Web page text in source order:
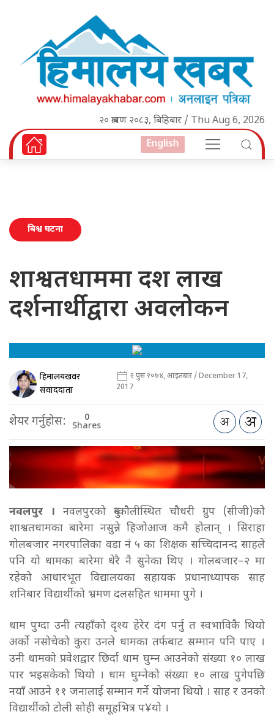
२० श्रावण २०८३, बिहिबार / Thu Aug 6, 2026
English
बिश्व घटना
शाश्वतधाममा दश लाख
दर्शनार्थीद्वारा अवलोकन
हिमालयखवर
संवाददाता
२ पुस २०७४, आइतबार / December 17,
2017
शेयर गर्नुहोस: 0
Shares
नवलपुर । नवलपुरको दुम्कौलीस्थित चौधरी ग्रुप (सीजी)कोे
शाश्वतधामका बारेमा नसुन्ने हिजोआज कमै होलान् । सिराहा
गोलबजार नगरपालिका वडा नं ५ का शिक्षक सच्चिदानन्द साहले
पनि यो धामका बारेमा धेरै नै सुनेका थिए । गोलबजार–२ मा
रहेको आधारभूत विद्यालयका सहायक प्रधानाध्यापक साह
शनिबार विद्यार्थीको भ्रमण दलसहित धाममा पुगे ।
धाम पुग्दा उनी त्यहाँको दृश्य हेरेर दंग पर्नु त स्वभाविकै थियो
अर्को नसोचेको कुरा उनले धामका तर्फबाट सम्मान पनि पाए ।
उनी धामको प्रवेशद्वार छिर्दा धाम घुम्न आउनेको संख्या १० लाख
पार भइसकेको थियो । धाम घुम्नेको संख्या १० लाख पुगेपछि
नयाँ आउने ११ जनालाई सम्मान गर्ने योजना थियो । साह र उनको
विद्यार्थीको टोली सोही समूहभित्र प¥यो ।